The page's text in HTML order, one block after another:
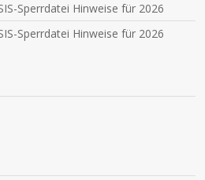
Sperrdatei Hinweise für 2026
Sperrdatei Hinweise für 2026